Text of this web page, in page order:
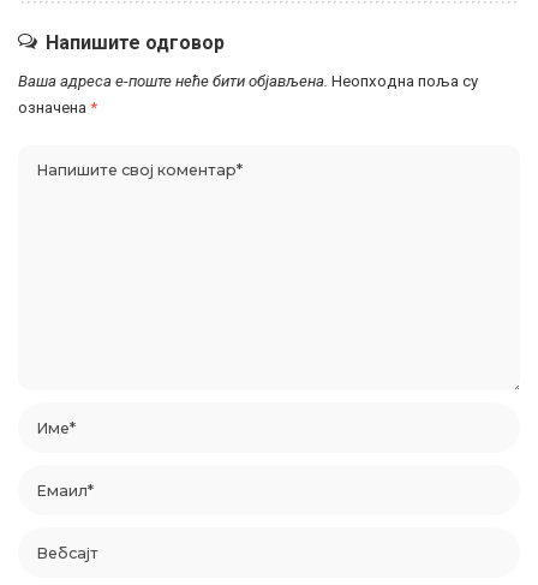
Напишите одговор
Ваша адреса е-поште неће бити објављена. Неопходна поља су
означена *